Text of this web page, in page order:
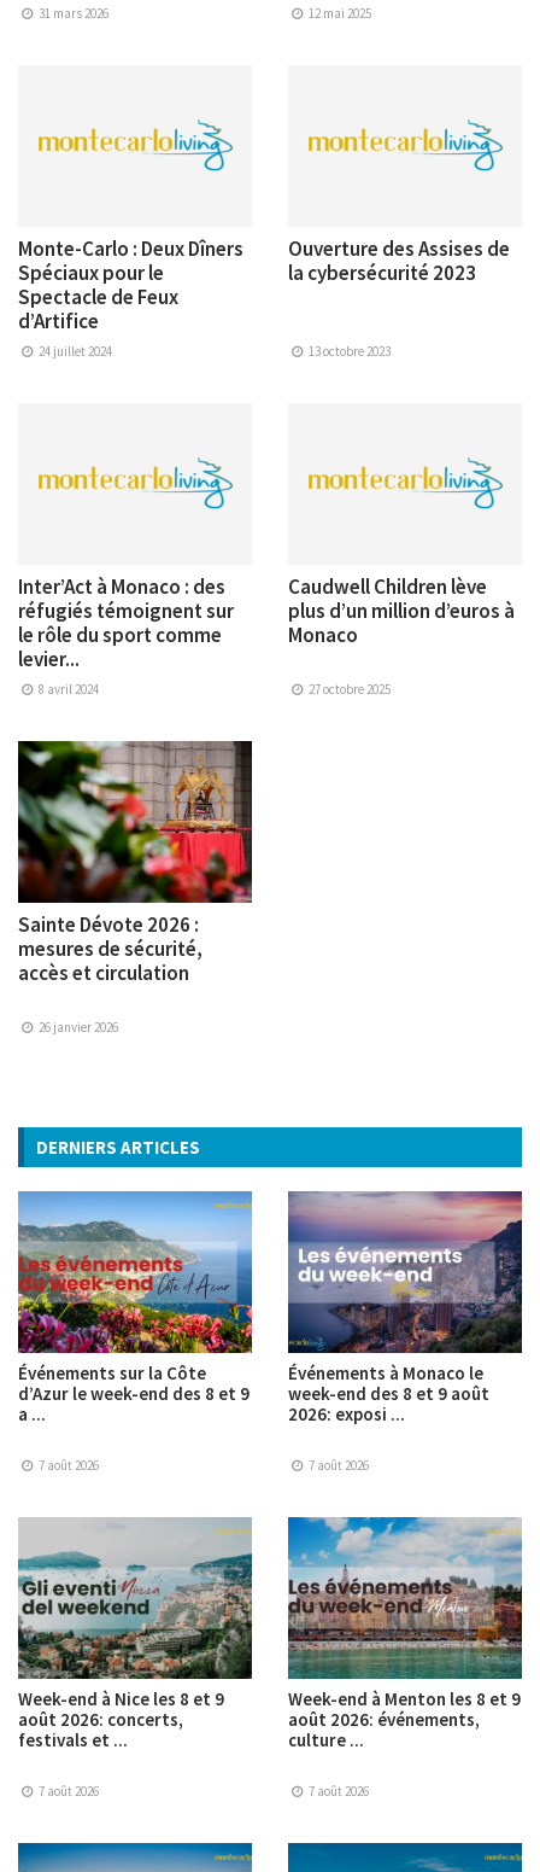
31 mars 2026 12 mai 2025
Monte-Carlo : Deux Dîners
Spéciaux pour le
Spectacle de Feux
d’Artifice
24 juillet 2024
Ouverture des Assises de
la cybersécurité 2023
13 octobre 2023
Inter’Act à Monaco : des
réfugiés témoignent sur
le rôle du sport comme
levier...
8 avril 2024
Caudwell Children lève
plus d’un million d’euros à
Monaco
27 octobre 2025
Sainte Dévote 2026 :
mesures de sécurité,
accès et circulation
26 janvier 2026
DERNIERS ARTICLES
Événements sur la Côte
d’Azur le week-end des 8 et 9
a ...
7 août 2026
Événements à Monaco le
week-end des 8 et 9 août
2026: exposi ...
7 août 2026
Week-end à Nice les 8 et 9
août 2026: concerts,
festivals et ...
7 août 2026
Week-end à Menton les 8 et 9
août 2026: événements,
culture ...
7 août 2026